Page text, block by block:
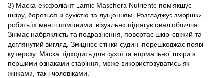
3) Маска-ексфоліант Lamic Maschera Nutriente пом'якшує
шкіру, бореться із сухістю та лущенням. Розгладжує зморшки,
робить їх менш помітними, візуально підтягує овал обличчя.
Знімає набряклість та подразнення, повертає шкірі свіжий та
доглянутий вигляд. Зміцнює стінки судин, перешкоджає появі
куперозу. Маска підходить для сухої та нормальної шкіри з
першими ознаками старіння, може використовуватись як
жінками, так і чоловіками.